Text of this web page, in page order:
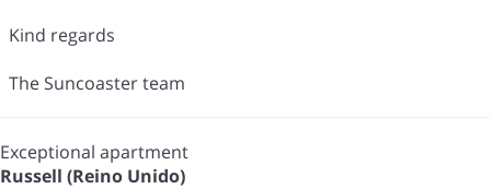
Kind regards
The Suncoaster team
Exceptional apartment
Russell (Reino Unido)